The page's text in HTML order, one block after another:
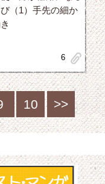
（1）手先の細か
clip
6
10 >>